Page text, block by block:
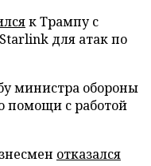
к Трампу с
для атак по
министра обороны
помощи с работой
отказался